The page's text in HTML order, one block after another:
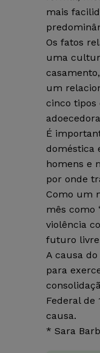
mais
Os fatos
uma
um
cinco tipos
É
doméstica
homens e
por onde
Como um
mês como
violência
futuro livre
A causa
para
Federal de
causa.
* Sara